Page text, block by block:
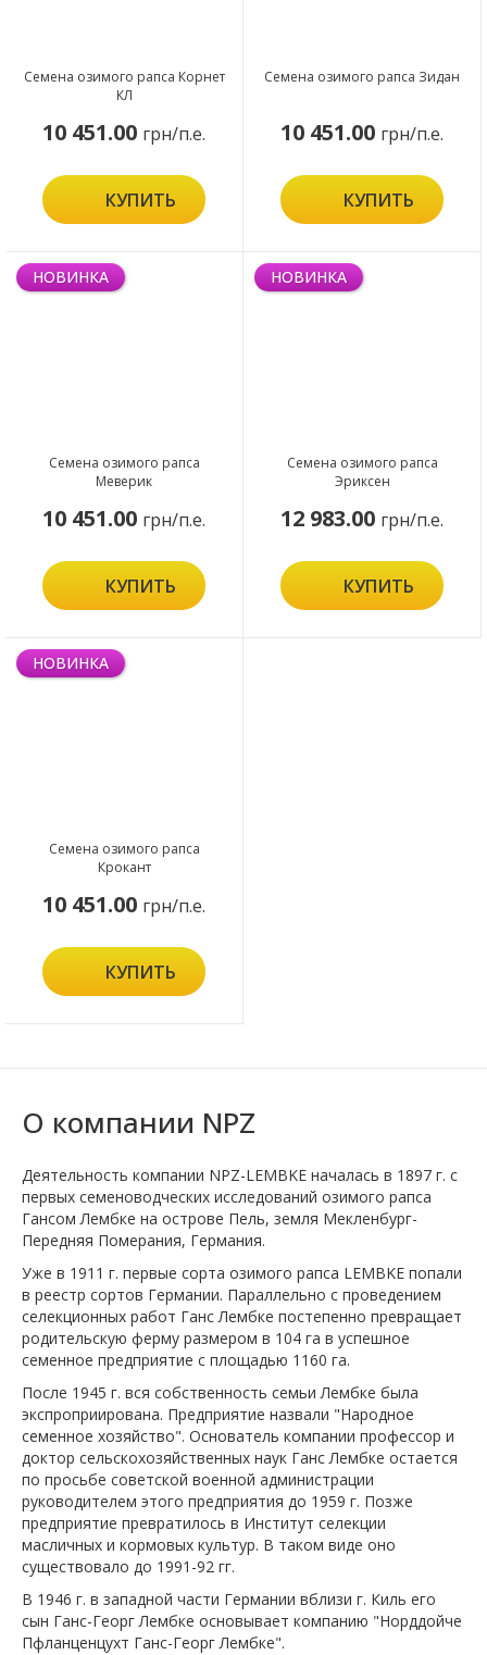
Семена озимого рапса Корнет
КЛ
10 451.00 грн/п.е.
КУПИТЬ
Семена озимого рапса Зидан
10 451.00 грн/п.е.
КУПИТЬ
НОВИНКА
Семена озимого рапса
Меверик
10 451.00 грн/п.е.
КУПИТЬ
НОВИНКА
Семена озимого рапса
Эриксен
12 983.00 грн/п.е.
КУПИТЬ
НОВИНКА
Семена озимого рапса
Крокант
10 451.00 грн/п.е.
КУПИТЬ
О компании NPZ
Деятельность компании NPZ-LEMBKE началась в 1897 г. с
первых семеноводческих исследований озимого рапса
Гансом Лембке на острове Пель, земля Мекленбург-
Передняя Померания, Германия.
Уже в 1911 г. первые сорта озимого рапса LEMBKE попали
в реестр сортов Германии. Параллельно с проведением
селекционных работ Ганс Лембке постепенно превращает
родительскую ферму размером в 104 га в успешное
семенное предприятие с площадью 1160 га.
После 1945 г. вся собственность семьи Лембке была
экспроприирована. Предприятие назвали "Народное
семенное хозяйство". Основатель компании профессор и
доктор сельскохозяйственных наук Ганс Лембке остается
по просьбе советской военной администрации
руководителем этого предприятия до 1959 г. Позже
предприятие превратилось в Институт селекции
масличных и кормовых культур. В таком виде оно
существовало до 1991-92 гг.
В 1946 г. в западной части Германии вблизи г. Киль его
сын Ганс-Георг Лембке основывает компанию "Норддойче
Пфланценцухт Ганс-Георг Лембке".